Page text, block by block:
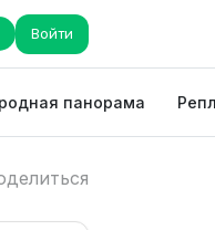
Войти
панорама